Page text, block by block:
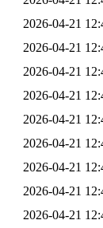
2026-04-21
2026-04-21
2026-04-21
2026-04-21
2026-04-21
2026-04-21
2026-04-21
2026-04-21
2026-04-21